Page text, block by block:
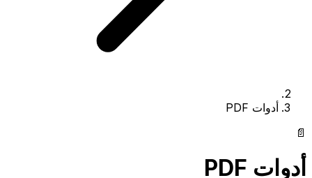
أدوات PDF
📄
أدوات PDF